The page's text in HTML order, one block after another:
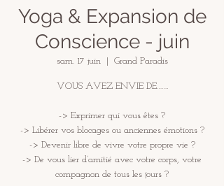
Yoga & Expansion de
Conscience - juin
sam. 17 juin
  |
Grand Paradis
VOUS AVEZ ENVIE DE…….
-> Exprimer qui vous êtes ?
-> Libérer vos blocages ou anciennes émotions ?
-> Devenir libre de vivre votre propre vie ?
-> De vous lier d’amitié avec votre corps, votre
compagnon de tous les jours ?